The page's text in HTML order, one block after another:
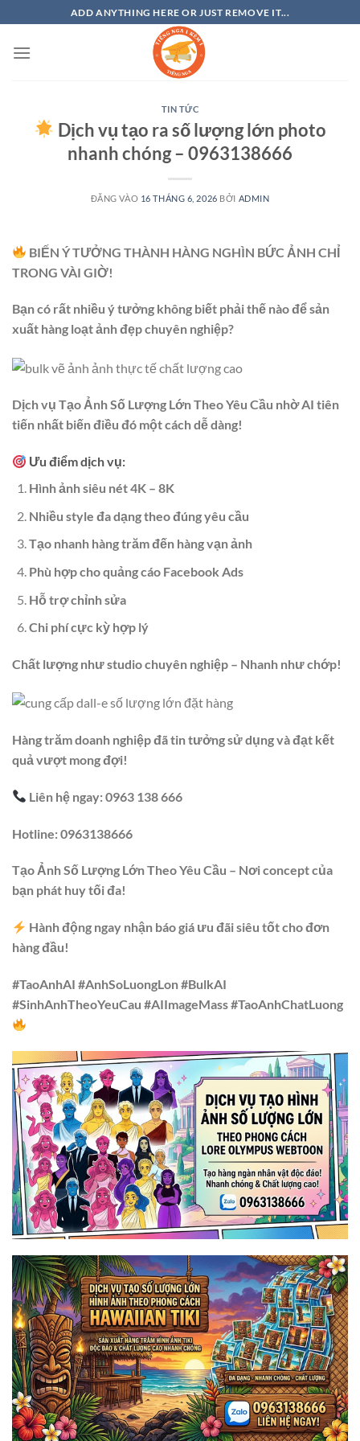
qua
nội
ADD ANYTHING HERE OR JUST REMOVE IT...
TIN TỨC
Dịch vụ tạo ra số lượng lớn photo
nhanh chóng – 0963138666
ĐĂNG VÀO 16 THÁNG 6, 2026 BỞI ADMIN
BIẾN Ý TƯỞNG THÀNH HÀNG NGHÌN BỨC ẢNH CHỈ
TRONG VÀI GIỜ!
Bạn có rất nhiều ý tưởng không biết phải thế nào để sản
xuất hàng loạt ảnh đẹp chuyên nghiệp?
Dịch vụ Tạo Ảnh Số Lượng Lớn Theo Yêu Cầu nhờ AI tiên
tiến nhất biến điều đó một cách dễ dàng!
Ưu điểm dịch vụ:
Hình ảnh siêu nét 4K – 8K
Nhiều style đa dạng theo đúng yêu cầu
Tạo nhanh hàng trăm đến hàng vạn ảnh
Phù hợp cho quảng cáo Facebook Ads
Hỗ trợ chỉnh sửa
Chi phí cực kỳ hợp lý
Chất lượng như studio chuyên nghiệp – Nhanh như chớp!
Hàng trăm doanh nghiệp đã tin tưởng sử dụng và đạt kết
quả vượt mong đợi!
Liên hệ ngay: 0963 138 666
Hotline: 0963138666
Tạo Ảnh Số Lượng Lớn Theo Yêu Cầu – Nơi concept của
bạn phát huy tối đa!
Hành động ngay nhận báo giá ưu đãi siêu tốt cho đơn
hàng đầu!
#TaoAnhAI #AnhSoLuongLon #BulkAI
#SinhAnhTheoYeuCau #AIImageMass #TaoAnhChatLuong